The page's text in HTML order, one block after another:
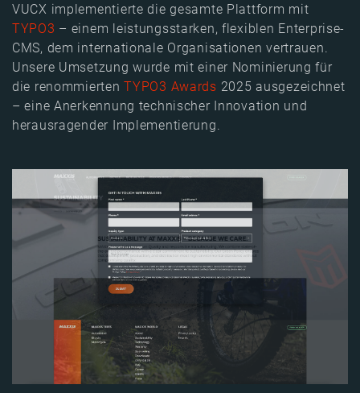
VUCX implementierte die gesamte Plattform mit
TYPO3 – einem leistungsstarken, flexiblen Enterprise-
CMS, dem internationale Organisationen vertrauen.
Unsere Umsetzung wurde mit einer Nominierung für
die renommiertenTYPO3 Awards 2025 ausgezeichnet
– eine Anerkennung technischer Innovation und
herausragender Implementierung.